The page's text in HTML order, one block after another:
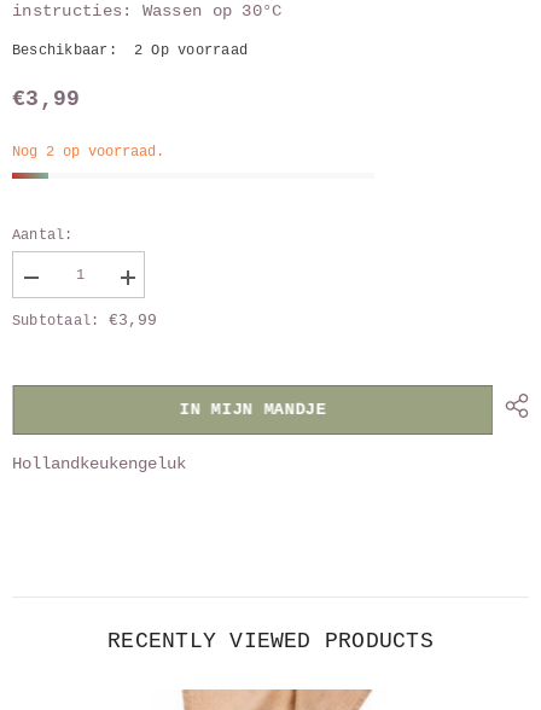
instructies: Wassen op 30°C
Beschikbaar: 2 Op voorraad
€3,99
Nog 2 op voorraad.
Aantal:
aantal
van
Vergroot
aantal
van
Subtotaal: €3,99
IN MIJN MANDJE
Hollandkeukengeluk
RECENTLY VIEWED PRODUCTS